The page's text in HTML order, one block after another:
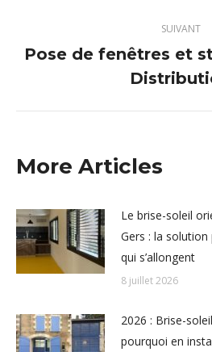
:
SUIVANT
Article
:
Pose de fenêtres et
More Articles
Le brise-soleil
Gers : la
qui s’allongent
8 juillet 2026
2026 : Brise-
pourquoi en